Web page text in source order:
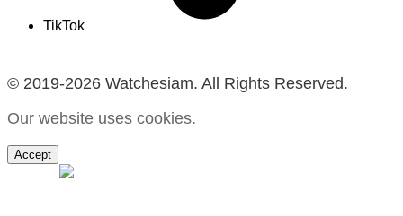
TikTok
© 2019-2026 Watchesiam. All Rights Reserved.
Our website uses cookies.
Accept